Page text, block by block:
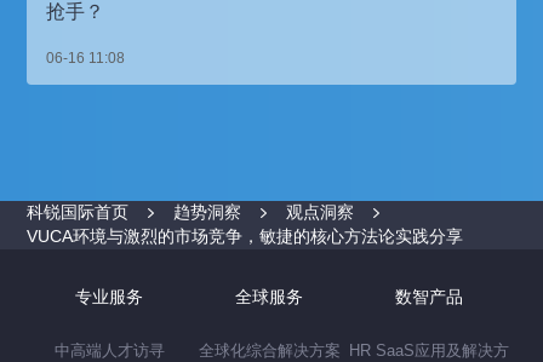
抢手？
06-16 11:08
科锐国际首页 趋势洞察
观点洞察
VUCA环境与激烈的市场竞争，敏捷的核心方法论实践分享
专业服务
中高端人才访寻
全球服务
全球化综合解决方案
数智产品
HR SaaS应用及解决方